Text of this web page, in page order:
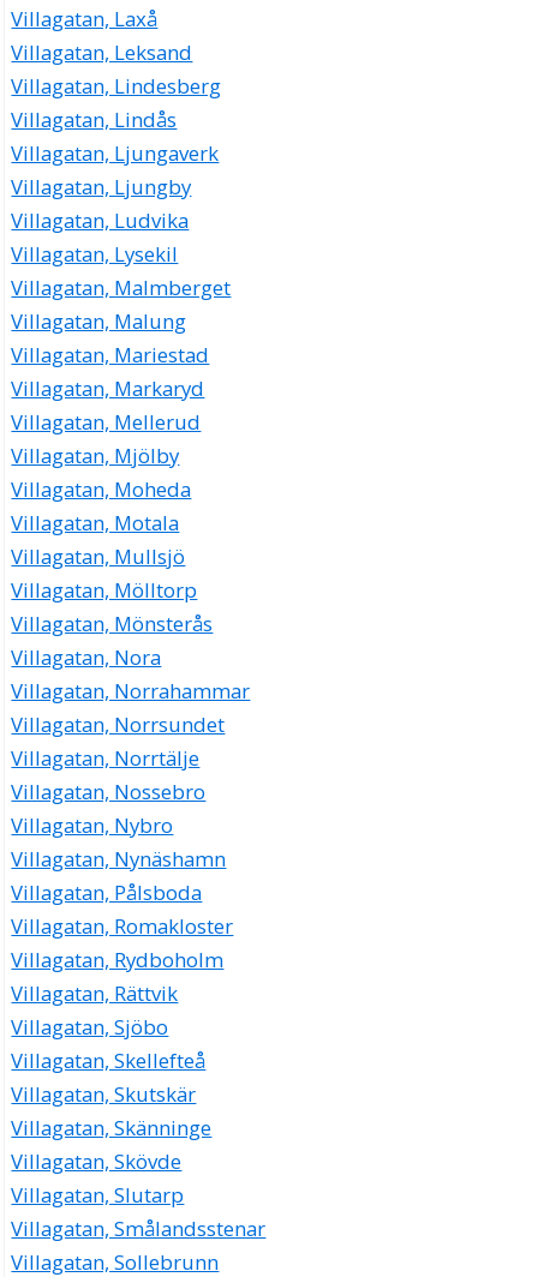
Villagatan, Laxå
Villagatan, Leksand
Villagatan, Lindesberg
Villagatan, Lindås
Villagatan, Ljungaverk
Villagatan, Ljungby
Villagatan, Ludvika
Villagatan, Lysekil
Villagatan, Malmberget
Villagatan, Malung
Villagatan, Mariestad
Villagatan, Markaryd
Villagatan, Mellerud
Villagatan, Mjölby
Villagatan, Moheda
Villagatan, Motala
Villagatan, Mullsjö
Villagatan, Mölltorp
Villagatan, Mönsterås
Villagatan, Nora
Villagatan, Norrahammar
Villagatan, Norrsundet
Villagatan, Norrtälje
Villagatan, Nossebro
Villagatan, Nybro
Villagatan, Nynäshamn
Villagatan, Pålsboda
Villagatan, Romakloster
Villagatan, Rydboholm
Villagatan, Rättvik
Villagatan, Sjöbo
Villagatan, Skellefteå
Villagatan, Skutskär
Villagatan, Skänninge
Villagatan, Skövde
Villagatan, Slutarp
Villagatan, Smålandsstenar
Villagatan, Sollebrunn